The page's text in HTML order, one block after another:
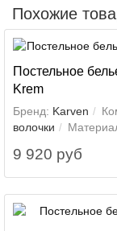
Похожие
Постельное
Krem
Бренд: Karven
волочки
9 920 руб